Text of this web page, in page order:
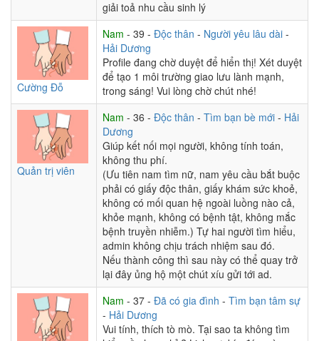
giải toả nhu cầu sinh lý
Cường Đỗ
Nam - 39 - Độc thân - Người yêu lâu dài -
Hải Dương
Profile đang chờ duyệt để hiển thị! Xét duyệt
để tạo 1 môi trường giao lưu lành mạnh,
trong sáng! Vui lòng chờ chút nhé!
Quản trị viên
Nam - 36 - Độc thân - Tìm bạn bè mới - Hải
Dương
Giúp kết nối mọi người, không tính toán,
không thu phí.
(Ưu tiên nam tìm nữ, nam yêu cầu bắt buộc
phải có giấy độc thân, giấy khám sức khoẻ,
không có mối quan hệ ngoài luồng nào cả,
khỏe mạnh, không có bệnh tật, không mắc
bệnh truyền nhiễm.) Tự hai người tìm hiểu,
admin không chịu trách nhiệm sau đó.
Nếu thành công thì sau này có thể quay trở
lại đây ủng hộ một chút xíu gửi tới ad.
Nam - 37 - Đã có gia đình - Tìm bạn tâm sự
- Hải Dương
Vui tính, thích tò mò. Tại sao ta không tìm